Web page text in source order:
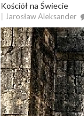
Kościół na Świecie
| Jarosław Aleksander